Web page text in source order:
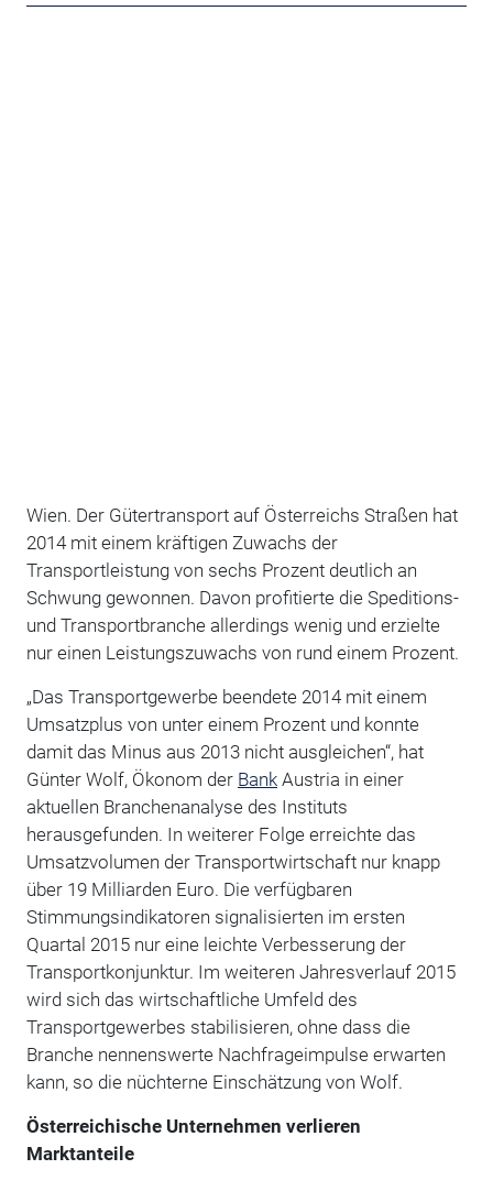
Wien. Der Gütertransport auf Österreichs Straßen hat
2014 mit einem kräftigen Zuwachs der
Transportleistung von sechs Prozent deutlich an
Schwung gewonnen. Davon profitierte die Speditions-
und Transportbranche allerdings wenig und erzielte
nur einen Leistungszuwachs von rund einem Prozent.
„Das Transportgewerbe beendete 2014 mit einem
Umsatzplus von unter einem Prozent und konnte
damit das Minus aus 2013 nicht ausgleichen“, hat
Günter Wolf, Ökonom der BankAustria in einer
aktuellen Branchenanalyse des Instituts
herausgefunden. In weiterer Folge erreichte das
Umsatzvolumen der Transportwirtschaft nur knapp
über 19 Milliarden Euro. Die verfügbaren
Stimmungsindikatoren signalisierten im ersten
Quartal 2015 nur eine leichte Verbesserung der
Transportkonjunktur. Im weiteren Jahresverlauf 2015
wird sich das wirtschaftliche Umfeld des
Transportgewerbes stabilisieren, ohne dass die
Branche nennenswerte Nachfrageimpulse erwarten
kann, so die nüchterne Einschätzung von Wolf.
Österreichische Unternehmen verlieren
Marktanteile